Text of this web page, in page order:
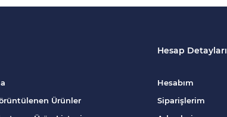
Ürünler
Hesap Detayları
Hesabım
Siparişlerim